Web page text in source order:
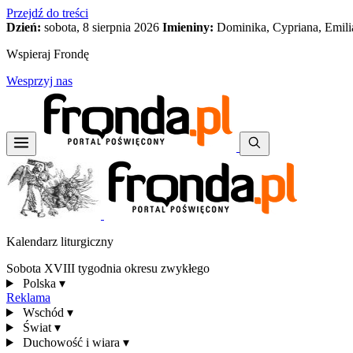
Przejdź do treści
Dzień: sobota, 8 sierpnia 2026 Imieniny: Dominika, Cypriana,
Wspieraj Frondę
Wesprzyj nas
Kalendarz liturgiczny
Sobota XVIII tygodnia okresu zwykłego
Polska ▾
Reklama
Wschód ▾
Świat ▾
Duchowość i wiara ▾